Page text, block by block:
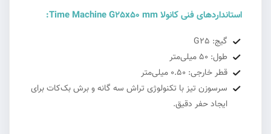
استانداردهای فنی کانولا Time Machine G25x50 mm:
گیج: G25
طول: 50 میلی‌متر
قطر خارجی: 0.50 میلی‌متر
سرسوزن تیز با تکنولوژی تراش سه گانه و برش بک‌کات برای
ایجاد حفر دقیق.